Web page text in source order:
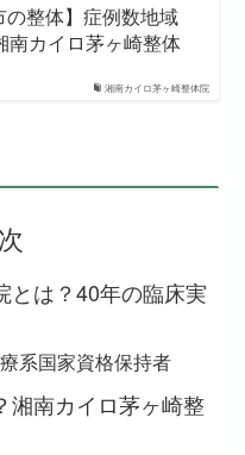
湘南カイロ茅ヶ崎整体院
の整体】症例数地域
南カイロ茅ヶ崎整体
とは？40年の臨床実
系国家資格保持者
湘南カイロ茅ヶ崎整